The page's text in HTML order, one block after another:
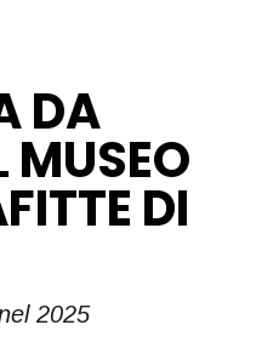
DA
MUSEO
DI
2025